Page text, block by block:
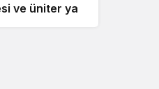
ve üniter yapı